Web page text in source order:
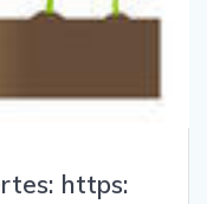
https: